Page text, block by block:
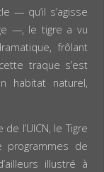
— qu’il s’agisse
—, le tigre a vu
frôlant
traque s’est
habitat naturel,
l’UICN, le Tigre
programmes de
illustré à